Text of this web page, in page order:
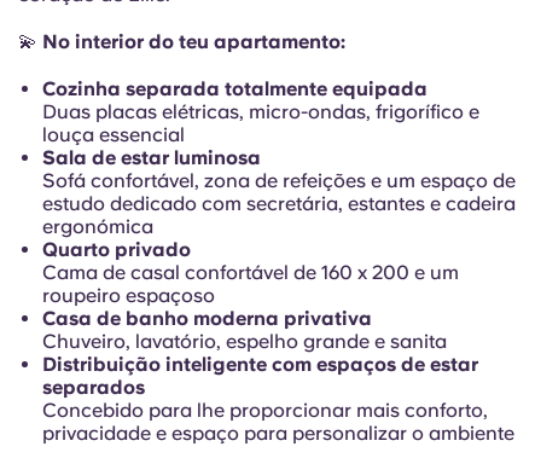
Portuguese
💫 No interior do teu apartamento:
Cozinha separada totalmente equipada
Duas placas elétricas, micro-ondas, frigorífico e
louça essencial
Sala de estar luminosa
Sofá confortável, zona de refeições e um espaço de
estudo dedicado com secretária, estantes e cadeira
ergonómica
Quarto privado
Cama de casal confortável de 160 x 200 e um
roupeiro espaçoso
Casa de banho moderna privativa
Chuveiro, lavatório, espelho grande e sanita
Distribuição inteligente com espaços de estar
separados
Concebido para lhe proporcionar mais conforto,
privacidade e espaço para personalizar o ambiente